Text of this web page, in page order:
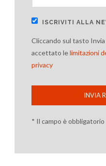
ISCRIVITI ALLA
Cliccando sul tasto
accettato lelimitazioni
privacy
INVIA
* Il campo è obbligatorio